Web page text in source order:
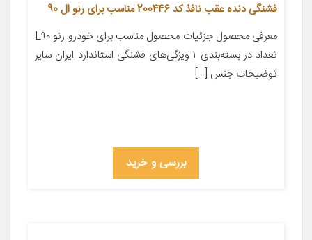
فشنگی دنده عقب نافذ کد 200446 مناسب برای رنو ال 90
معرفی محصول جزئیات محصول مناسب برای خودرو رنو L۹۰
تعداد در بسته‌بندی ۱ ویژگی‌های فشنگی استاندارد ایران سایر
توضیحات جنس […]
بررسی و خرید